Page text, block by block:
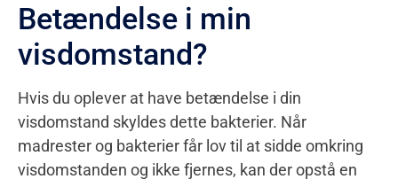
Betændelse i min
visdomstand?
Hvis du oplever at have betændelse i din
visdomstand skyldes dette bakterier. Når
madrester og bakterier får lov til at sidde omkring
visdomstanden og ikke fjernes, kan der opstå en